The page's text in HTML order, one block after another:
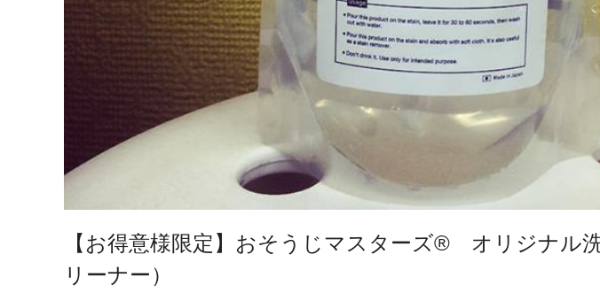
【お得意様限定】おそうじマスターズ® オリジナル
リーナー）